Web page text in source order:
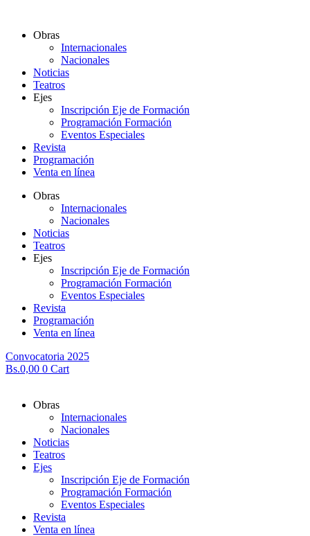
contenidoObras
Internacionales
Nacionales
Noticias
Teatros
Ejes
Inscripción Eje de Formación
Programación Formación
Eventos Especiales
Revista
Programación
Venta en línea
Obras
Internacionales
Nacionales
Noticias
Teatros
Ejes
Inscripción Eje de Formación
Programación Formación
Eventos Especiales
Revista
Programación
Venta en línea
Convocatoria 2025
Bs.0,00 0 Cart
Obras
Internacionales
Nacionales
Noticias
Teatros
Ejes
Inscripción Eje de Formación
Programación Formación
Eventos Especiales
Revista
Venta en línea